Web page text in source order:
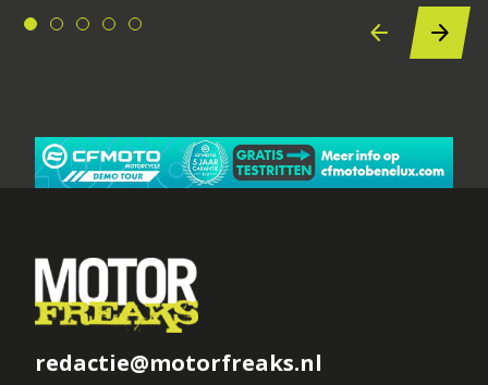
redactie@motorfreaks.nl